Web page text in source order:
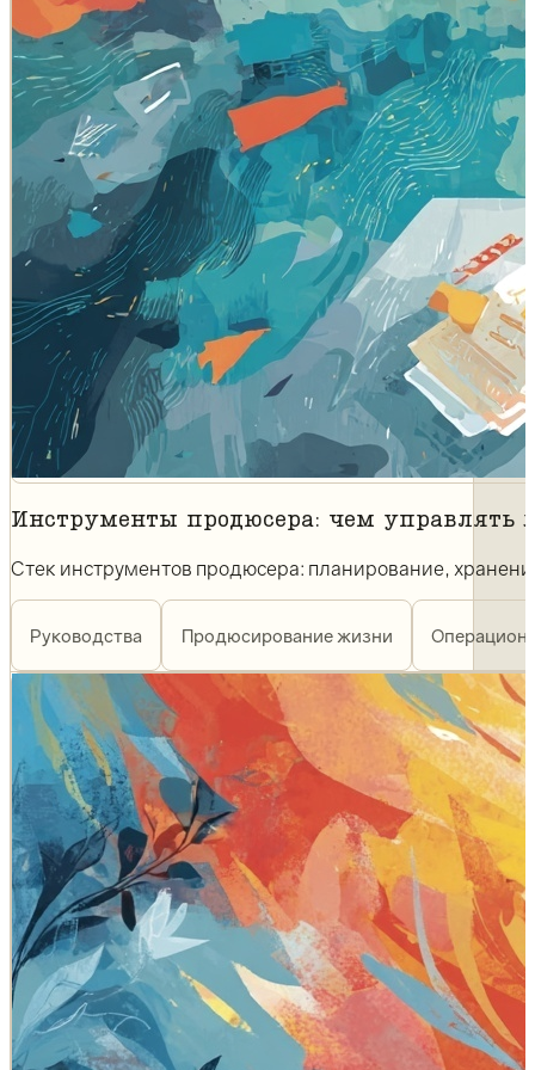
Инструменты продюсера: чем управлять
Стек инструментов продюсера: планирование,
Руководства Продюсирование жизни